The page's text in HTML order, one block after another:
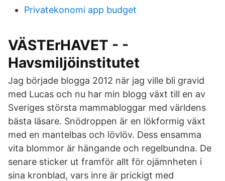
Privatekonomi app budget
VÄSTErHAVET - -
Havsmiljöinstitutet
Jag började blogga 2012 när jag ville bli gravid
med Lucas och nu har min blogg växt till en av
Sveriges största mammabloggar med världens
bästa läsare. Snödroppen är en lökformig växt
med en mantelbas och lövlöv. Dess ensamma
vita blommor är hängande och regelbundna. De
senare sticker ut framför allt för ojämnheten i
sina kronblad, vars inre är prickigt med